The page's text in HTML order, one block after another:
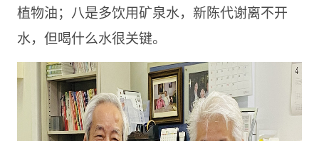
植物油；八是多饮用矿泉水，新陈代谢离不开
水，但喝什么水很关键。